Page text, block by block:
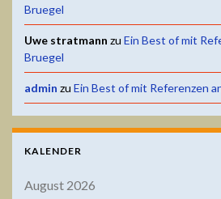
Bruegel
Uwe stratmann zu Ein Best of mit
Bruegel
admin zu Ein Best of mit Referenzen
KALENDER
August 2026